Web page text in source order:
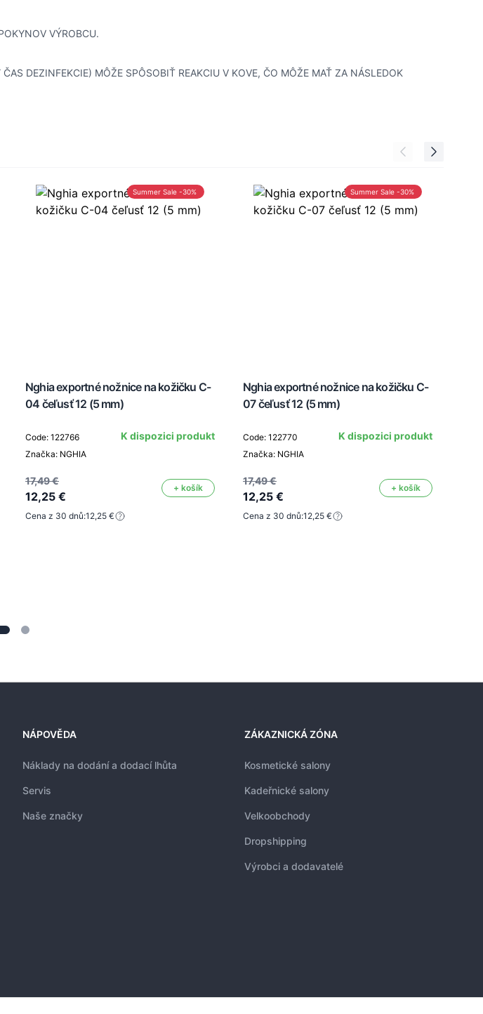
VÝROBCU.
DEZINFEKCIE) MÔŽE SPÔSOBIŤ REAKCIU V KOVE, ČO MÔŽE MAŤ ZA NÁSLEDOK
Summer Sale -30%
Nghia exportné nožnice na kožičku C-
04 čeľusť 12 (5 mm)
Code: 122766
Značka: NGHIA
K dispozici produkt
17,49 €
12,25 €
+ košík
Cena z 30 dnů:12,25 €
Summer Sale -30%
Nghia exportné nožnice na kožičku C-
07 čeľusť 12 (5 mm)
Code: 122770
Značka: NGHIA
K dispozici produkt
17,49 €
12,25 €
+ košík
Cena z 30 dnů:12,25 €
NÁPOVĚDA
Náklady na dodání a dodací lhůta
Servis
Naše značky
ZÁKAZNICKÁ ZÓNA
Kosmetické salony
Kadeřnické salony
Velkoobchody
Dropshipping
Výrobci a dodavatelé